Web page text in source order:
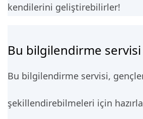
kendilerini geliştirebilirler!
Bu bilgilendirme servisi
Bu bilgilendirme servisi,
şekillendirebilmeleri için